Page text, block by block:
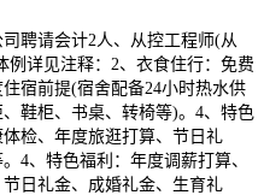
请会计2人、从控工程师(从
例详见注释：2、衣食住行：免费
宿前提(宿舍配备24小时热水供
鞋柜、书桌、转椅等)。4、特色
检、年度旅逛打算、节日礼
4、特色福利：年度调薪打算、
日礼金、成婚礼金、生育礼